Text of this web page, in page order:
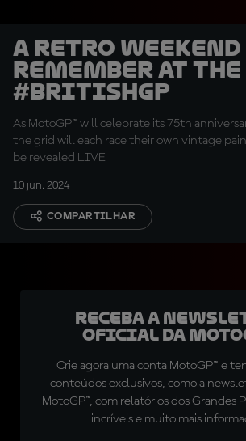
A retro
remember at the
#BritishGP
As MotoGP™ will celebrate its 75th
the grid will each race their own vintage
be revealed LIVE
10 jun. 2024
COMPARTILHAR
Receba a
oficial da
Crie agora uma conta MotoGP™ e
conteúdos exclusivos, como a
MotoGP™, com relatórios dos Grandes
incríveis e muito mais